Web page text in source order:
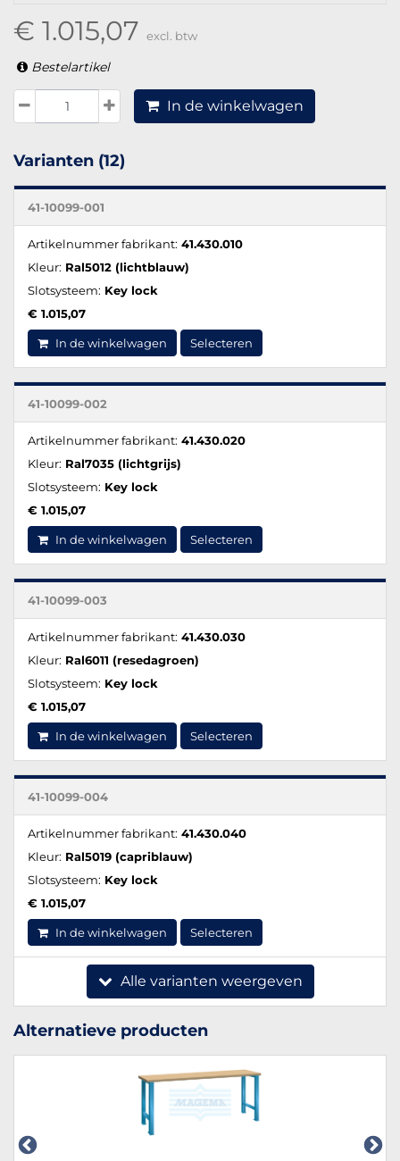
€ 1.015,07 excl. btw
Bestelartikel
In de winkelwagen
Varianten (12)
41-10099-001
Artikelnummer fabrikant: 41.430.010
Kleur: Ral5012 (lichtblauw)
Slotsysteem: Key lock
€ 1.015,07
In de winkelwagen Selecteren
41-10099-002
Artikelnummer fabrikant: 41.430.020
Kleur: Ral7035 (lichtgrijs)
Slotsysteem: Key lock
€ 1.015,07
In de winkelwagen Selecteren
41-10099-003
Artikelnummer fabrikant: 41.430.030
Kleur: Ral6011 (resedagroen)
Slotsysteem: Key lock
€ 1.015,07
In de winkelwagen Selecteren
41-10099-004
Artikelnummer fabrikant: 41.430.040
Kleur: Ral5019 (capriblauw)
Slotsysteem: Key lock
€ 1.015,07
In de winkelwagen Selecteren
Alle varianten weergeven
Alternatieve producten